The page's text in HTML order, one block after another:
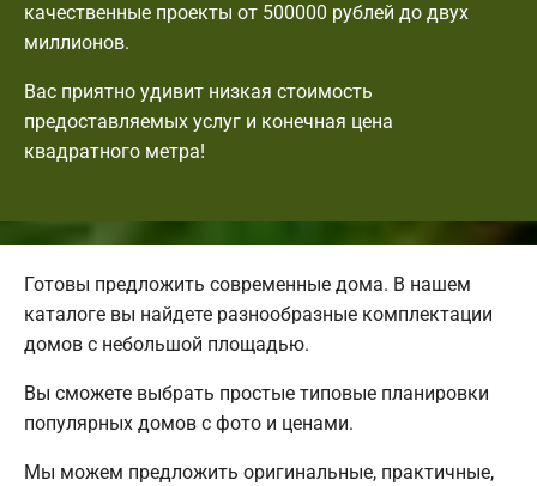
качественные проекты от 500000 рублей до двух
миллионов.
Вас приятно удивит низкая стоимость
предоставляемых услуг и конечная цена
квадратного метра!
Готовы предложить современные дома. В нашем
каталоге вы найдете разнообразные комплектации
домов с небольшой площадью.
Вы сможете выбрать простые типовые планировки
популярных домов с фото и ценами.
Мы можем предложить оригинальные, практичные,